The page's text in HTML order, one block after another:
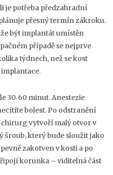
je potřeba předzahradní
přesný termín zákroku.
být implantát umístěn
případě se nejprve
týdnech, než se kost
30‑60 minut. Anestezie
bolest. Po odstranění
vytvoří malý otvor v
šroub, který bude sloužit jako
zakotven v kosti a po
korunka – viditelná část